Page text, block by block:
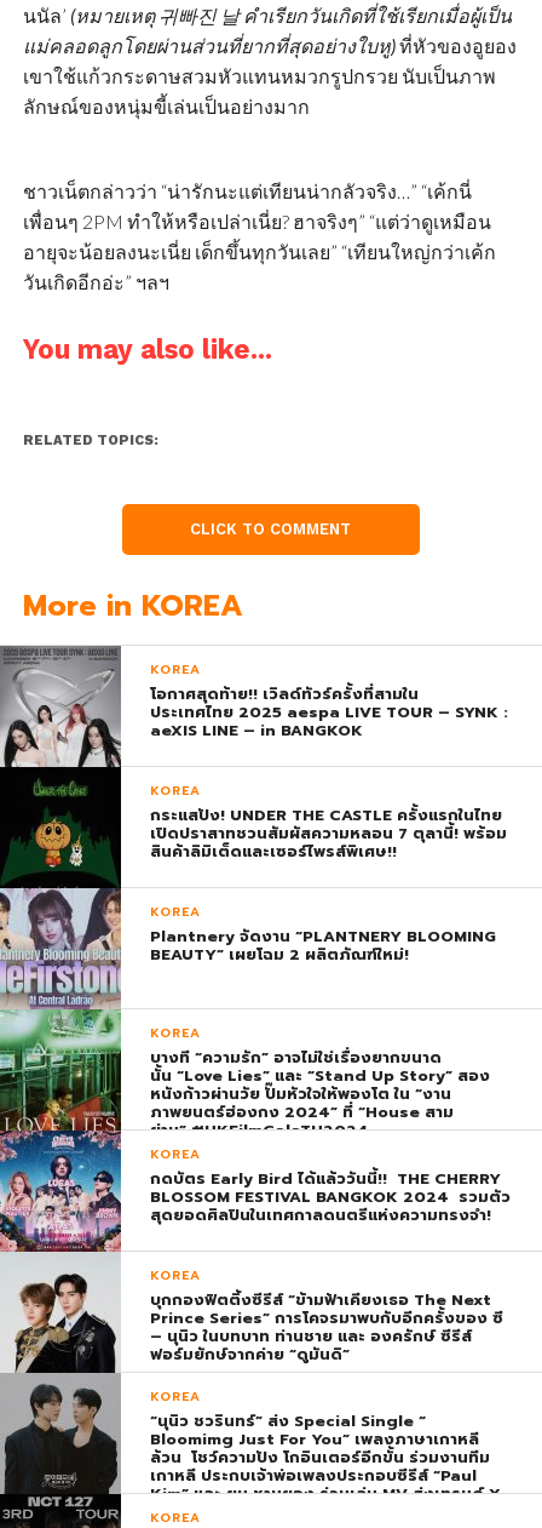
นนัล’ (หมายเหตุ 귀빠진 날 คำเรียกวันเกิดที่ใช้เรียกเมื่อผู้เป็น
แม่คลอดลูกโดยผ่านส่วนที่ยากที่สุดอย่างใบหู)ที่หัวของอูยอง
เขาใช้แก้วกระดาษสวมหัวแทนหมวกรูปกรวย นับเป็นภาพ
ลักษณ์ของหนุ่มขี้เล่นเป็นอย่างมาก
ชาวเน็ตกล่าวว่า “น่ารักนะแต่เทียนน่ากลัวจริง…” “เค้กนี่
เพื่อนๆ 2PM ทำให้หรือเปล่าเนี่ย? ฮาจริงๆ” “แต่ว่าดูเหมือน
อายุจะน้อยลงนะเนี่ย เด็กขึ้นทุกวันเลย” “เทียนใหญ่กว่าเค้ก
วันเกิดอีกอ่ะ” ฯลฯ
You may also like...
RELATED TOPICS:
CLICK TO COMMENT
More in KOREA
KOREA
โอกาศสุดท้าย!! เวิลด์ทัวร์ครั้งที่สามใน
ประเทศไทย 2025 aespa LIVE TOUR – SYNK :
aeXIS LINE – in BANGKOK
KOREA
กระแสปัง! UNDER THE CASTLE ครั้งแรกในไทย
เปิดปราสาทชวนสัมผัสความหลอน 7 ตุลานี้! พร้อม
สินค้าลิมิเต็ดและเซอร์ไพรส์พิเศษ!!
KOREA
Plantnery จัดงาน “PLANTNERY BLOOMING
BEAUTY” เผยโฉม 2 ผลิตภัณฑ์ใหม่!
KOREA
บางที “ความรัก” อาจไม่ใช่เรื่องยากขนาด
นั้น “Love Lies” และ “Stand Up Story” สอง
หนังก้าวผ่านวัย ปั๊มหัวใจให้พองโต ใน “งาน
ภาพยนตร์ฮ่องกง 2024” ที่ “House สาม
ย่าน” #HKFilmGalaTH2024
KOREA
กดบัตร Early Bird ได้แล้ววันนี้!! THE CHERRY
BLOSSOM FESTIVAL BANGKOK 2024 รวมตัว
สุดยอดศิลปินในเทศกาลดนตรีแห่งความทรงจำ!
KOREA
บุกกองฟิตติ้งซีรีส์ “ข้ามฟ้าเคียงเธอ The Next
Prince Series” การโคจรมาพบกับอีกครั้งของ ซี
– นุนิว ในบทบาท ท่านชาย และ องครักษ์ ซีรีส์
ฟอร์มยักษ์จากค่าย “ดูมันดิ”
KOREA
“นุนิว ชวรินทร์” ส่ง Special Single “
Bloomimg Just For You” เพลงภาษาเกาหลี
ล้วน โชว์ความปัง โกอินเตอร์อีกขั้น ร่วมงานทีม
เกาหลี ประกบเจ้าพ่อเพลงประกอบซีรีส์ “Paul
Kim” และ ยุน ชานยอง ร่วมเล่น MV ส่งเทรนด์ X
พุ่ง ติดอันดับ 1 โลก
KOREA